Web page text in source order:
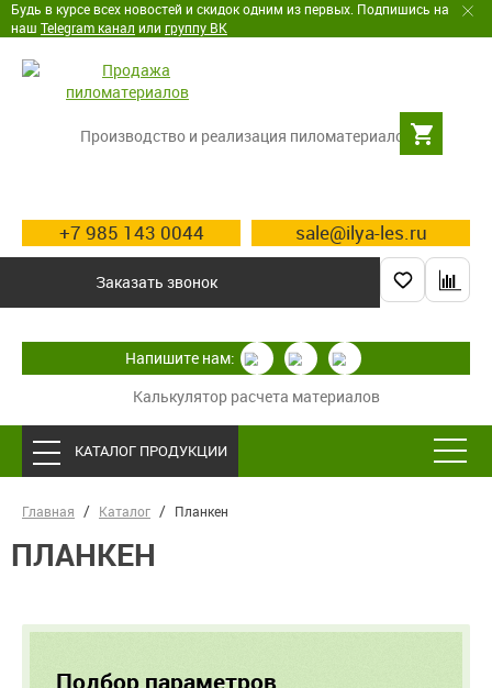
Будь в курсе всех новостей и скидок одним из первых. Подпишись на
наш Telegram канал или группу ВК
Производство и реализация пиломатериалов
+7 985 143 0044 sale@ilya-les.ru
Заказать звонок
Калькулятор расчета материалов
Напишите нам:
КАТАЛОГ ПРОДУКЦИИ
Главная Каталог Планкен
ПЛАНКЕН
Подбор параметров